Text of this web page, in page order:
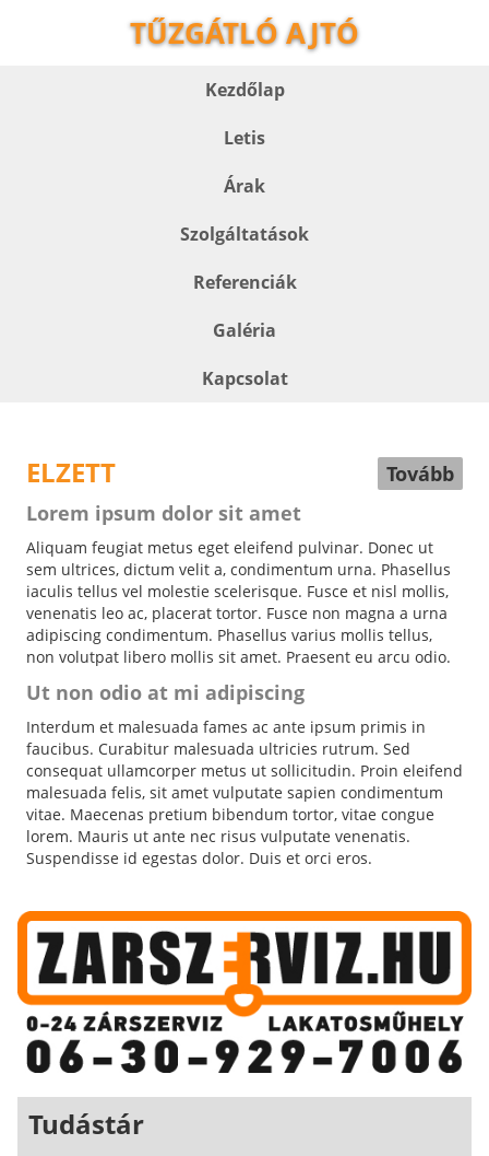
TŰZGÁTLÓ AJTÓ
Kezdőlap
Letis
Árak
Szolgáltatások
Referenciák
Galéria
Kapcsolat
ELZETT
Tovább
Lorem ipsum dolor sit amet
Aliquam feugiat metus eget eleifend pulvinar. Donec ut
sem ultrices, dictum velit a, condimentum urna. Phasellus
iaculis tellus vel molestie scelerisque. Fusce et nisl mollis,
venenatis leo ac, placerat tortor. Fusce non magna a urna
adipiscing condimentum. Phasellus varius mollis tellus,
non volutpat libero mollis sit amet. Praesent eu arcu odio.
Ut non odio at mi adipiscing
Interdum et malesuada fames ac ante ipsum primis in
faucibus. Curabitur malesuada ultricies rutrum. Sed
consequat ullamcorper metus ut sollicitudin. Proin eleifend
malesuada felis, sit amet vulputate sapien condimentum
vitae. Maecenas pretium bibendum tortor, vitae congue
lorem. Mauris ut ante nec risus vulputate venenatis.
Suspendisse id egestas dolor. Duis et orci eros.
Tudástár